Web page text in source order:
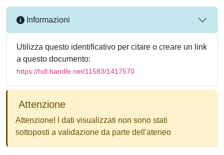
Informazioni
Utilizza questo identificativo per citare o creare un link
a questo documento:
https://hdl.handle.net/11583/1417570
Attenzione
Attenzione! I dati visualizzati non sono stati
sottoposti a validazione da parte dell'ateneo